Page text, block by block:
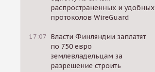
распространенных и удобных
протоколов WireGuard
17:07 Власти Финляндии заплатят
по 750 евро
землевладельцам за
разрешение строить